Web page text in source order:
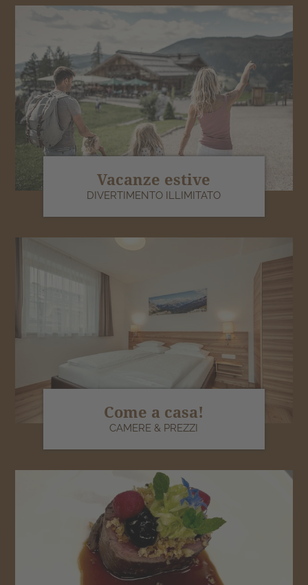
Vacanze estive
DIVERTIMENTO ILLIMITATO
Come a casa!
CAMERE & PREZZI